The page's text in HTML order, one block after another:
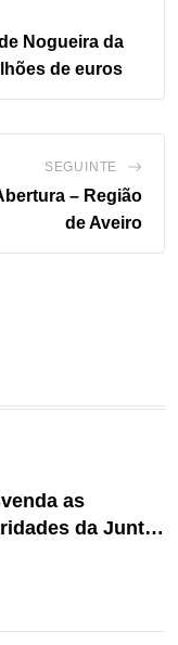
Nogueira da
de euros
SEGUINTE
– Região
de Aveiro
as
da Junta
de Ver